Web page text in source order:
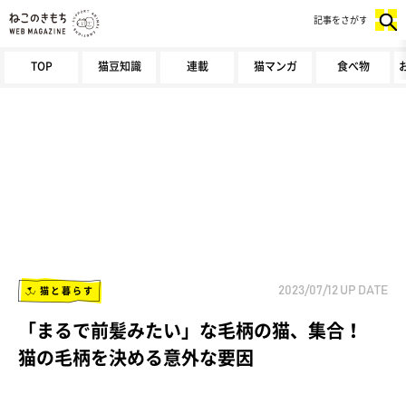
TOP 猫豆知識 連載 猫マンガ 食べ物
記事をさがす
猫と暮らす 2023/07/12 UP DATE
「まるで前髪みたい」な毛柄の猫、集合！
猫の毛柄を決める意外な要因